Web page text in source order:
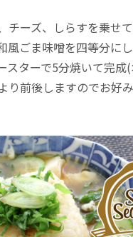
ーズ、しらすを乗せ
風ごま味噌を四等分に
ターで5分焼いて完成(
り前後しますのでお好